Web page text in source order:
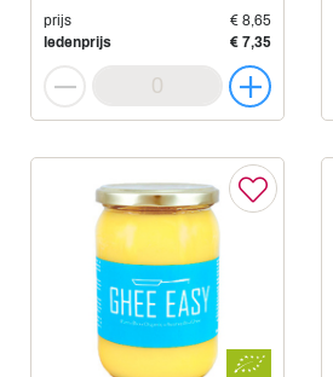
prijs
€ 8,65
ledenprijs
€ 7,35